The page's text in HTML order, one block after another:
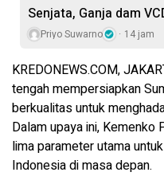
Senjata, Ganja dam
Priyo Suwarno 14 jam
KREDONEWS.COM,
tengah mempersiapkan
berkualitas untuk
Dalam upaya ini, Kemenko
lima parameter utama
Indonesia di masa depan.